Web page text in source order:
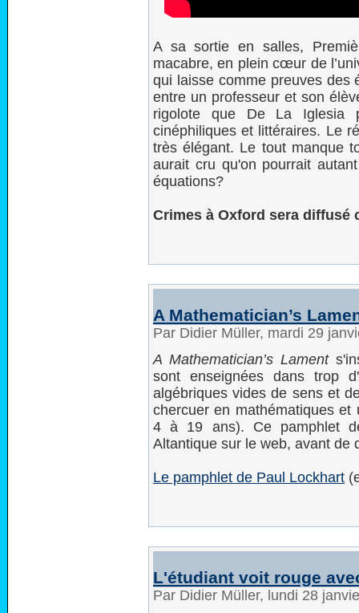
A sa sortie en salles,
macabre, en plein cœur de
qui laisse comme preuves des
entre un professeur et son
rigolote que De La Iglesia
cinéphiliques et littéraires. Le
très élégant. Le tout manque
aurait cru qu'on pourrait
équations?
Crimes à Oxford sera diffusé
A Mathematician’s
Par Didier Müller, mardi 29
A Mathematician’s Lament
sont enseignées dans trop
algébriques vides de sens et
chercuer en mathématiques
4 à 19 ans). Ce pamphlet
Altantique sur le web, avant de
Le pamphlet de Paul Lockhart
L'étudiant voit rouge
Par Didier Müller, lundi 28